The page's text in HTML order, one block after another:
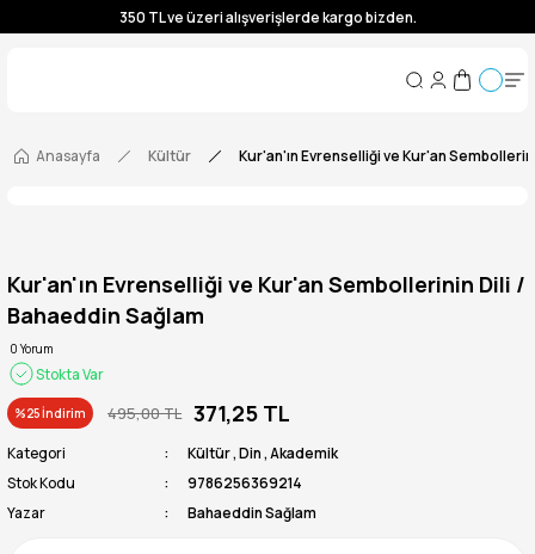
350 TL ve üzeri alışverişlerde kargo bizden.
350 TL ve üzeri alışverişlerde kargo bizden.
Anasayfa
Kültür Kur'an'ın Evrenselliği ve Kur'an
Kur'an'ın Evrenselliği ve Kur'an Sembollerinin Dili /
Bahaeddin Sağlam
0 Yorum
Stokta Var
%25 İndirim 495,00 TL 371,25 TL
Kategori Kültür,Din,Akademik
Stok Kodu
9786256369214
Yazar
Bahaeddin Sağlam